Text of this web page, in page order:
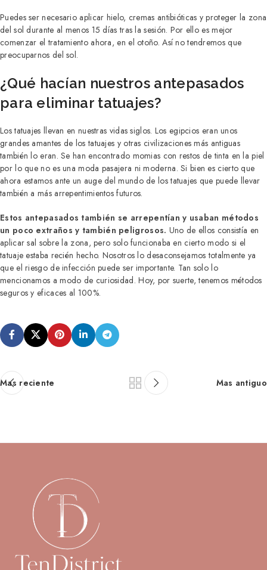
Puedes ser necesario aplicar hielo, cremas antibióticas y proteger la zona
del sol durante al menos 15 días tras la sesión. Por ello es mejor
comenzar el tratamiento ahora, en el otoño. Así no tendremos que
preocuparnos del sol.
¿Qué hacían nuestros antepasados
para eliminar tatuajes?
Los tatuajes llevan en nuestras vidas siglos. Los egipcios eran unos
grandes amantes de los tatuajes y otras civilizaciones más antiguas
también lo eran. Se han encontrado momias con restos de tinta en la piel
por lo que no es una moda pasajera ni moderna. Si bien es cierto que
ahora estamos ante un auge del mundo de los tatuajes que puede llevar
también a más arrepentimientos futuros.
Estos antepasados también se arrepentían y usaban métodos
un poco extraños y también peligrosos. Uno de ellos consistía en
aplicar sal sobre la zona, pero solo funcionaba en cierto modo si el
tatuaje estaba recién hecho. Nosotros lo desaconsejamos totalmente ya
que el riesgo de infección puede ser importante. Tan solo lo
mencionamos a modo de curiosidad. Hoy, por suerte, tenemos métodos
seguros y eficaces al 100%.
Mas reciente Mas antiguo